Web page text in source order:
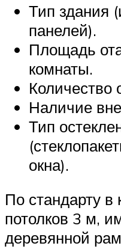
Тип здания
панелей).
Площадь
комнаты.
Количество
Наличие
Тип
окна).
По стандарту в
потолков 3 м,
деревянной